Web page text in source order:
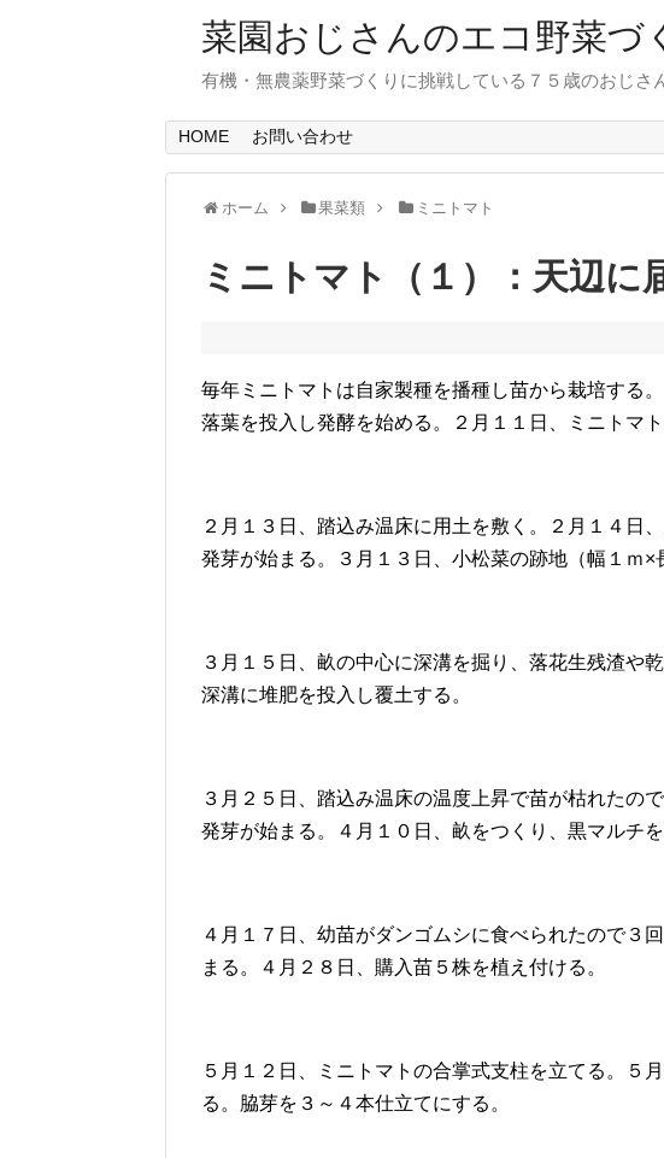
菜園おじさんのエコ野菜づ
有機・無農薬野菜づくりに挑戦している７５歳のおじさ
HOME お問い合わせ
ホーム 果菜類 ミニトマト
ミニトマト（１）：天辺に
毎年ミニトマトは自家製種を播種し苗から栽培する
落葉を投入し発酵を始める。２月１１日、ミニトマ
２月１３日、踏込み温床に用土を敷く。２月１４日
発芽が始まる。３月１３日、小松菜の跡地（幅１ｍ×
３月１５日、畝の中心に深溝を掘り、落花生残渣や
深溝に堆肥を投入し覆土する。
３月２５日、踏込み温床の温度上昇で苗が枯れたの
発芽が始まる。４月１０日、畝をつくり、黒マルチを
４月１７日、幼苗がダンゴムシに食べられたので３
まる。４月２８日、購入苗５株を植え付ける。
５月１２日、ミニトマトの合掌式支柱を立てる。５
る。脇芽を３～４本仕立てにする。